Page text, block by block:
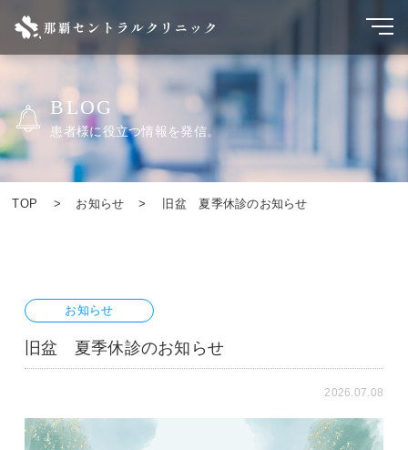
BLOG
患者様に役立つ情報を発信。
TOP お知らせ 旧盆 夏季休診のお知らせ
旧盆 夏季休診のお知らせ
お知らせ
2026.07.08